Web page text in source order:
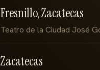
Fresnillo, Zacatecas
Teatro de la Ciudad José
Zacatecas